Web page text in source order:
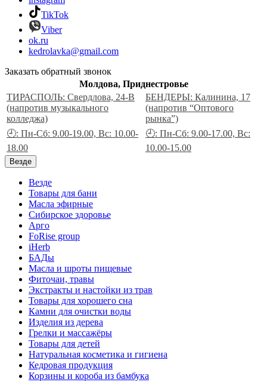
TikTok
Viber
ok.ru
kedrolavka@gmail.com
Заказать обратный звонок
Молдова, Приднестровье
ТИРАСПОЛЬ: Свердлова, 24-В
(напротив музыкального
колледжа)
БЕНДЕРЫ: Калинина, 17
(напротив “Оптового
рынка”)
🕘: Пн-Сб: 9.00-19.00, Вс: 10.00-
18.00
🕘: Пн-Сб: 9.00-17.00, Вс:
10.00-15.00
Везде
Везде
Товары для бани
Масла эфирные
Сибирское здоровье
Арго
FoRise group
iHerb
БАДы
Масла и шроты пищевые
Фиточаи, травы
Экстракты и настойки из трав
Товары для хорошего сна
Камни для очистки воды
Изделия из дерева
Грелки и массажёры
Товары для детей
Натуральная косметика и гигиена
Кедровая продукция
Корзины и короба из бамбука